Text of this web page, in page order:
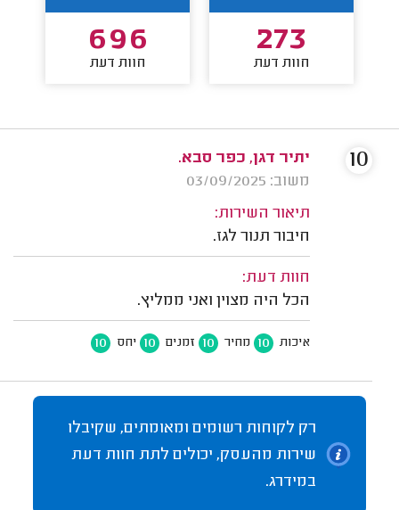
273
חוות דעת
696
חוות דעת
יתיר דגן, כפר סבא.
משוב: 03/09/2025
תיאור השירות:
חיבור תנור לגז.
חוות דעת:
הכל היה מצוין ואני ממליץ.
איכות 10 מחיר 10 זמנים 10 יחס 10
10
רק לקוחות רשומים ומאומתים, שקיבלו
שירות מהעסק, יכולים לתת חוות דעת
במידרג.